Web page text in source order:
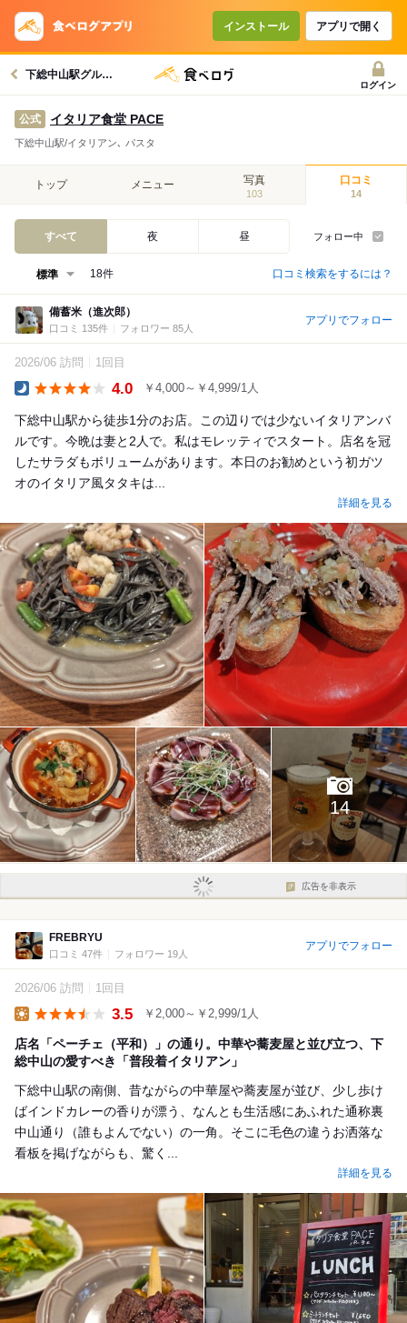
インストール アプリで開く
下総中山駅グルメへ
ログイン
公式 イタリア食堂 PACE
下総中山駅/イタリアン､ パスタ
トップ メニュー 写真
103
口コミ
14
すべて 夜 昼 フォロー中
18件 口コミ検索をするには？
備蓄米（進次郎）
口コミ 135件 フォロワー 85人
アプリでフォロー
2026/06 訪問 1回目
4.0 ￥4,000～￥4,999/1人
下総中山駅から徒歩1分のお店。この辺りでは少ないイタリアンバ
ルです。今晩は妻と2人で。私はモレッティでスタート。店名を冠
したサラダもボリュームがあります。本日のお勧めという初ガツ
オのイタリア風タタキは...
詳細を見る
14
広告を非表示
FREBRYU
口コミ 47件 フォロワー 19人
アプリでフォロー
2026/06 訪問 1回目
3.5 ￥2,000～￥2,999/1人
店名「ペーチェ（平和）」の通り。中華や蕎麦屋と並び立つ、下
総中山の愛すべき「普段着イタリアン」
​下総中山駅の南側、昔ながらの中華屋や蕎麦屋が並び、少し歩け
ばインドカレーの香りが漂う、なんとも生活感にあふれた通称裏
中山通り（誰もよんでない）の一角。そこに毛色の違うお洒落な
看板を掲げながらも、驚く...
詳細を見る